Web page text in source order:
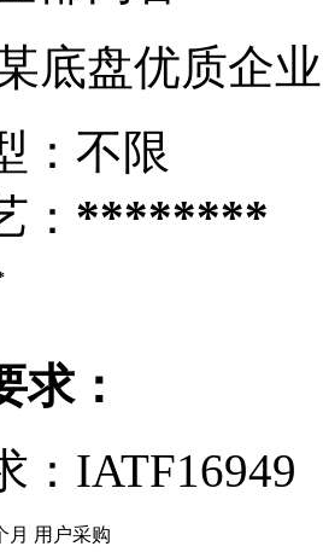
底盘优质企业
： 不限
： ********
求：
： IATF16949
月 用户采购